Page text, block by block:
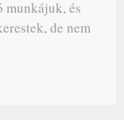
munkájuk, és
de nem